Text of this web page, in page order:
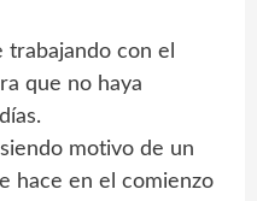
trabajando con el
que no haya
motivo de un
hace en el comienzo